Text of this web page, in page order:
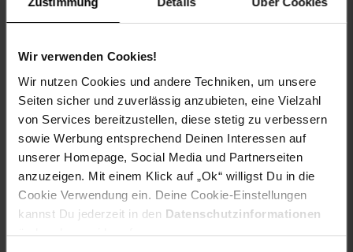
Wir verwenden Cookies!
Wir nutzen Cookies und andere Techniken, um unsere
Seiten sicher und zuverlässig anzubieten, eine Vielzahl
von Services bereitzustellen, diese stetig zu verbessern
sowie Werbung entsprechend Deinen Interessen auf
unserer Homepage, Social Media und Partnerseiten
anzuzeigen. Mit einem Klick auf „Ok“ willigst Du in die
Cookie Verwendung ein. Deine Cookie-Einstellungen
kannst Du jederzeit in den Datenschutzinformationen
ändern bzw. widerrufen.
normaler Barhocker.
Diese Barhocker zeichnen sich besonders durch ihren
äußerst hohen Sitzkomfort aus. Die bequeme Sitzhaltung,
in Kombination mit der guten Polsterung, sorgt für
langanhaltende Gemütlichkeit, die - aufgrund der
abgerundeten Sitz- und Rückenflächen - auch bei längerer
Nutzung bestehen bleibt und Sie Ihren Kauf nicht direkt
wieder bereuen lässt.